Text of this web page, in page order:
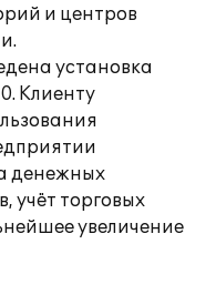
и центров
установка
Клиенту
денежных
учёт торговых
увеличение